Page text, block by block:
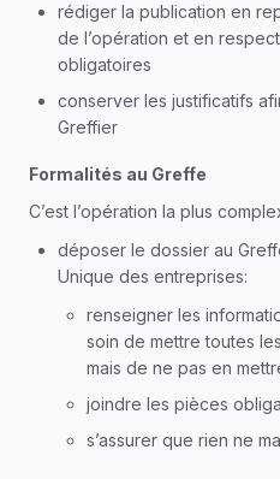
rédiger la publication en
de l’opération et en
obligatoires
conserver les justificatifs
Greffier
Formalités au Greffe
C’est l’opération la plus
déposer le dossier au
Unique des entreprises:
renseigner les
soin de mettre toutes
mais de ne pas en
joindre les pièces
s’assurer que rien ne